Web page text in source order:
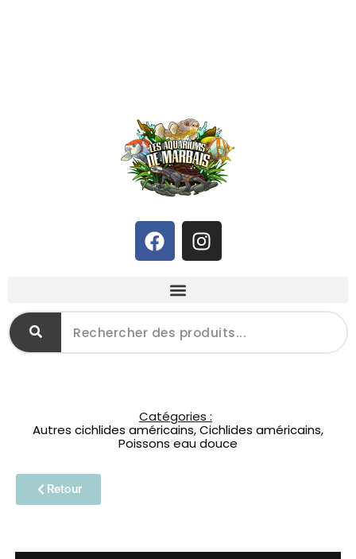
Catégories :
Autres cichlides américains,Cichlides américains,
Poissons eau douce
Retour